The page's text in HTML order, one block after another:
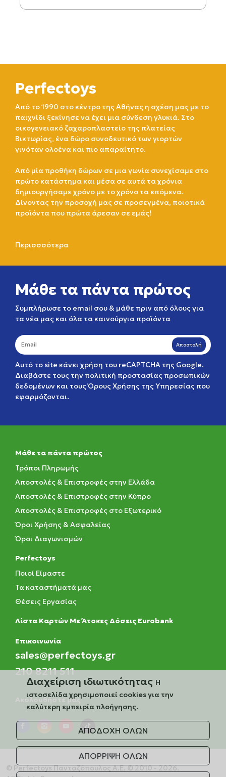
Perfectoys
Από το 1990 στο κέντρο της Αθήνας η σχέση μας με το
παιχνίδι ξεκίνησε να έχει μια σύνδεση γλυκιά. Στο
οικογενειακό ζαχαροπλαστείο της πλατείας
Βικτωρίας, ένα δώρο συνοδευτικό των γιορτών
γινόταν ολοένα και πιο απαραίτητο.
Από μία προθήκη δώρων σε μια γωνία συνεχίσαμε στο
πρώτο κατάστημα και μέσα σε αυτά τα χρόνια
δημιουργήσαμε χρόνο με το χρόνο τα επόμενα.
Δίνοντας την προσοχή μας σε προσεγμένα, ποιοτικά
προϊόντα που πρώτα άρεσαν σε εμάς!
Περισσσότερα
Μάθε τα πάντα πρώτος
Συμπλήρωσε το email σου & μάθε πριν από όλους για
τα νέα μας και όλα τα καινούργια προϊόντα
Αποστολή
Αυτό το site κάνει χρήση του reCAPTCHA της Google.
Διαβάστε τους την πολιτική προστασίας προσωπικών
δεδομένων και τουςΌρους Χρήσης της Υπηρεσίας που
εφαρμόζονται.
Μάθε τα πάντα πρώτος
Τρόποι Πληρωμής
Αποστολές & Επιστροφές στην Ελλάδα
Αποστολές & Επιστροφές στην Κύπρο
Αποστολές & Επιστροφές στο Εξωτερικό
Όροι Χρήσης & Ασφαλείας
Όροι Διαγωνισμών
Perfectoys
Ποιοί Είμαστε
Τα καταστήματά μας
Θέσεις Εργασίας
Λίστα Καρτών Με Άτοκες Δόσεις Eurobank
Eπικοινωνία
sales@perfectoys.gr
210 8211 511
Ακολουθήστε μας
© Perfectoys Πανταζόπουλος Α.Ε. © 2010 - 2026.
Διαχείριση ιδιωτικότητας Η
ιστοσελίδα χρησιμοποιεί cookies για την
καλύτερη εμπειρία πλοήγησης.
ΑΠΟΔΟΧΗ ΟΛΩΝ
ΑΠΟΡΡΙΨΗ ΟΛΩΝ